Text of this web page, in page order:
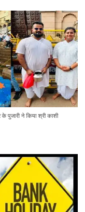
पुजारी ने किया श्री काशी